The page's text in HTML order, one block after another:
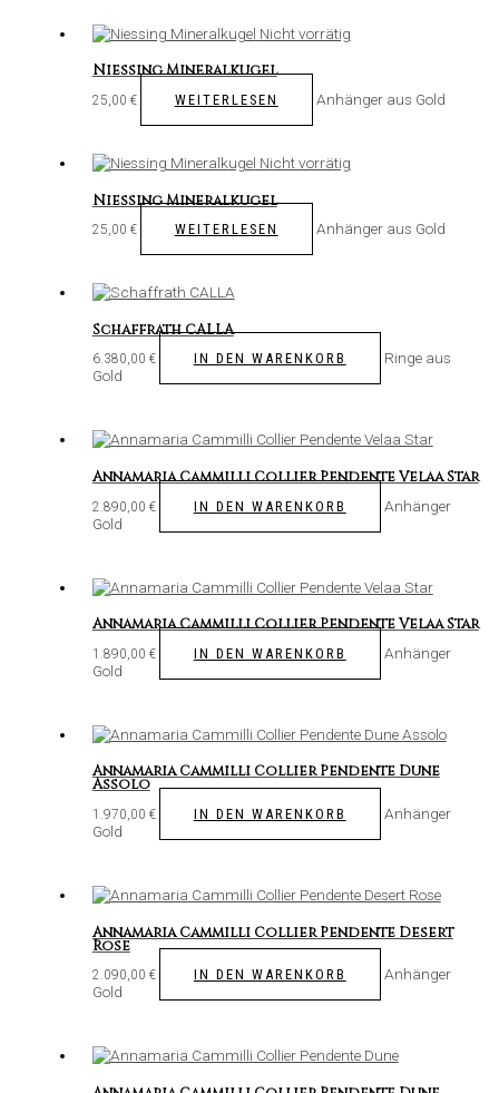
Nicht vorrätig
Niessing Mineralkugel
25,00 € WEITERLESEN Anhänger aus Gold
Nicht vorrätig
Niessing Mineralkugel
25,00 € WEITERLESEN Anhänger aus Gold
Schaffrath CALLA
6.380,00 € IN DEN WARENKORB
Ringe aus
Gold
Annamaria Cammilli Collier Pendente Velaa Star
2.890,00 € IN DEN WARENKORB
Anhänger
Gold
Annamaria Cammilli Collier Pendente Velaa Star
1.890,00 € IN DEN WARENKORB
Anhänger
Gold
Annamaria Cammilli Collier Pendente Dune
Assolo
1.970,00 € IN DEN WARENKORB
Anhänger
Gold
Annamaria Cammilli Collier Pendente Desert
Rose
2.090,00 € IN DEN WARENKORB
Anhänger
Gold